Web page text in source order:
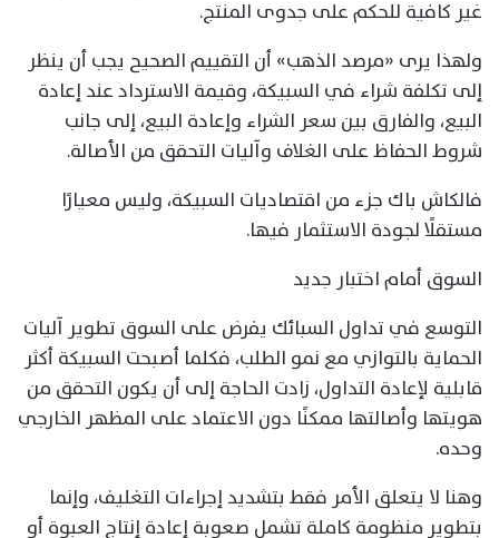
غير كافية للحكم على جدوى المنتج.
ولهذا يرى «مرصد الذهب» أن التقييم الصحيح يجب أن ينظر
إلى تكلفة شراء في السبيكة، وقيمة الاسترداد عند إعادة
البيع، والفارق بين سعر الشراء وإعادة البيع، إلى جانب
شروط الحفاظ على الغلاف وآليات التحقق من الأصالة.
فالكاش باك جزء من اقتصاديات السبيكة، وليس معيارًا
مستقلًا لجودة الاستثمار فيها.
السوق أمام اختبار جديد
التوسع في تداول السبائك يفرض على السوق تطوير آليات
الحماية بالتوازي مع نمو الطلب، فكلما أصبحت السبيكة أكثر
قابلية لإعادة التداول، زادت الحاجة إلى أن يكون التحقق من
هويتها وأصالتها ممكنًا دون الاعتماد على المظهر الخارجي
وحده.
وهنا لا يتعلق الأمر فقط بتشديد إجراءات التغليف، وإنما
بتطوير منظومة كاملة تشمل صعوبة إعادة إنتاج العبوة أو